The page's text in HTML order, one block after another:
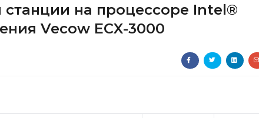
на процессоре Intel®
Vecow ECX-3000